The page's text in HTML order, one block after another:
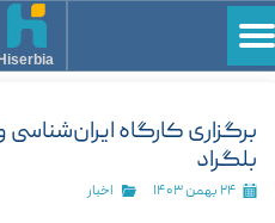
حساب کاربری من
سفارشات
Hiserbia
برگزاری کارگاه
بلگراد
۲۴ بهمن ۱۴۰۳ اخبار